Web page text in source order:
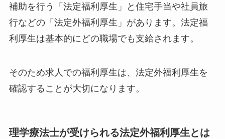
補助を行う「法定福利厚生」と住宅手当や社員旅
行などの「法定外福利厚生」があります。法定福
利厚生は基本的にどの職場でも支給されます。
そのため求人での福利厚生は、法定外福利厚生を
確認することが大切になります。
理学療法士が受けられる法定外福利厚生とは